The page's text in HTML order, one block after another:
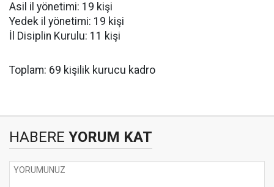
Asil il yönetimi: 19 kişi
Yedek il yönetimi: 19 kişi
İl Disiplin Kurulu: 11 kişi
Toplam: 69 kişilik kurucu kadro
HABERE YORUM KAT